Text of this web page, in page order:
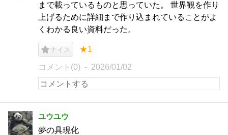
まで載っているものと思っていた。 世界観を作り
上げるために詳細まで作り込まれていることがよ
くわかる良い資料だった。
ナイス ★1
コメント(0) 2026/01/02
ユウユウ
夢の具現化